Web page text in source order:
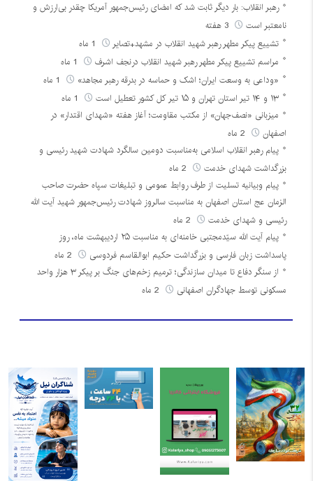
رهبر انقلاب: بار دیگر ثابت شد که امضای رئیس‌جمهور آمریکا چقدر بی‌ارزش و
نامعتبر است
3 هفته
تشییع پیکر مطهر رهبر شهید انقلاب در مشهد+تصایر
مراسم تشییع پیکر مطهر رهبر شهید انقلاب درنجف اشرف
«وداعی به وسعت ایران؛ اشک و حماسه در بدرقه رهبر مجاهد»
۱۳ و ۱۴ تیر استان تهران و ۱۵ تیر کل کشور تعطیل است
میزبانی «نصف‌جهان» از مکتب مقاومت؛ آغاز هفته «شهدای اقتدار» در
اصفهان
پیام رهبر انقلاب اسلامی به‌مناسبت دومین سالگرد شهادت شهید رئیسی و
بزرگداشت شهدای خدمت
پیام وبیانیه تسلیت از طرف روابط عمومی و تبلیغات سپاه حضرت صاحب
الزمان عج استان اصفهان به مناسبت سالروز شهادت رئیس‌جمهور شهید آیت الله
رئیسی و شهدای خدمت
پیام آیت الله سیّدمجتبی خامنه‌ای به مناسبت ۲۵ اردیبهشت ماه، روز
پاسداشت زبان فارسی و بزرگداشت حکیم ابوالقاسم فردوسی
از سنگر دفاع تا میدان سازندگی؛ ترمیم زخم‌های جنگ بر پیکر ۳ هزار واحد
مسکونی توسط جهادگران اصفهانی